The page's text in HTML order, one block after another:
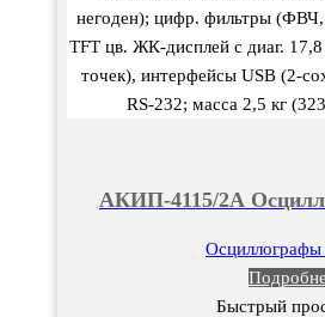
негоден); цифр. фильтры
TFT цв. ЖК-дисплей с диаг.
точек), интерфейсы USB (2-
RS-232; масса 2,5 кг
АКИП-4115/2А
Быстрый